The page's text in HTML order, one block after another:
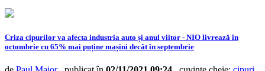
Criza cipurilor va afecta industria auto și anul viitor - NIO livrează în
octombrie cu 65% mai puține mașini decât în septembrie